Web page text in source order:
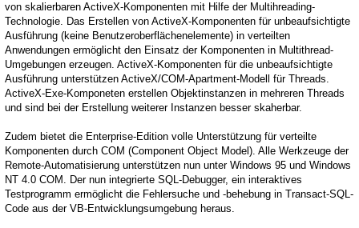
von skalierbaren ActiveX-Komponenten mit Hilfe der Multihreading-
Technologie. Das Erstellen von ActiveX-Komponenten für unbeaufsichtigte
Ausführung (keine Benutzeroberflächenelemente) in verteilten
Anwendungen ermöglicht den Einsatz der Komponenten in Multithread-
Umgebungen erzeugen. ActiveX-Komponenten für die unbeaufsichtigte
Ausführung unterstützen ActiveX/COM-Apartment-Modell für Threads.
ActiveX-Exe-Komponeten erstellen Objektinstanzen in mehreren Threads
und sind bei der Erstellung weiterer Instanzen besser skaherbar.
Zudem bietet die Enterprise-Edition volle Unterstützung für verteilte
Komponenten durch COM (Component Object Model). Alle Werkzeuge der
Remote-Automatisierung unterstützen nun unter Windows 95 und Windows
NT 4.0 COM. Der nun integrierte SQL-Debugger, ein interaktives
Testprogramm ermöglicht die Fehlersuche und -behebung in Transact-SQL-
Code aus der VB-Entwicklungsumgebung heraus.